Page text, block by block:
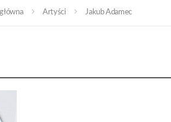
Artyści Jakub Adamec